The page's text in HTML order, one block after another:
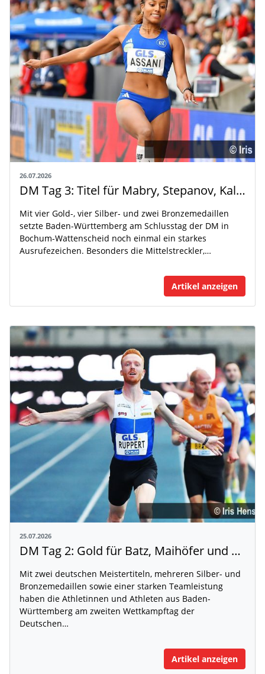
26.07.2026
DM Tag 3: Titel für Mabry, Stepanov, Kallabis und Assani
Mit vier Gold-, vier Silber- und zwei Bronzemedaillen
setzte Baden-Württemberg am Schlusstag der DM in
Bochum-Wattenscheid noch einmal ein starkes
Ausrufezeichen. Besonders die Mittelstreckler,…
Artikel anzeigen
25.07.2026
DM Tag 2: Gold für Batz, Maihöfer und Ruppert
Mit zwei deutschen Meistertiteln, mehreren Silber- und
Bronzemedaillen sowie einer starken Teamleistung
haben die Athletinnen und Athleten aus Baden-
Württemberg am zweiten Wettkampftag der
Deutschen…
Artikel anzeigen